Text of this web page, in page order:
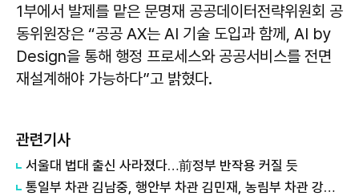
1부에서 발제를 맡은 문명재 공공데이터전략위원회 공
동위원장은 “공공 AX는 AI 기술 도입과 함께, AI by
Design을 통해 행정 프로세스와 공공서비스를 전면
재설계해야 가능하다”고 밝혔다.
관련기사
서울대 법대 출신 사라졌다…前정부 반작용 커질 듯
통일부 차관 김남중, 행안부 차관 김민재, 농림부 차관 강형석, 해수부 차관 김성범